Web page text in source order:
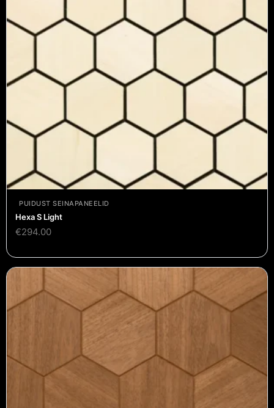
PUIDUST SEINAPANEELID
Hexa S Light
€294.00